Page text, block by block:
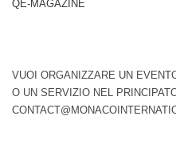
QE-MAGAZINE
VUOI ORGANIZZARE UN
O UN SERVIZIO NEL